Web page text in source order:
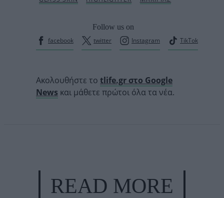
Follow us on
facebook
twitter Instagram TikTok
Ακολουθήστε το tlife.gr στο Google
News και μάθετε πρώτοι όλα τα νέα.
READ MORE